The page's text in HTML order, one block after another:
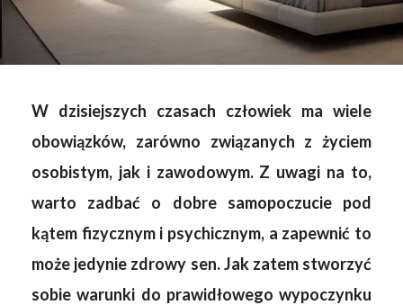
W dzisiejszych czasach człowiek ma wiele
obowiązków, zarówno związanych z życiem
osobistym, jak i zawodowym. Z uwagi na to,
warto zadbać o dobre samopoczucie pod
kątem fizycznym i psychicznym, a zapewnić to
może jedynie zdrowy sen. Jak zatem stworzyć
sobie warunki do prawidłowego wypoczynku